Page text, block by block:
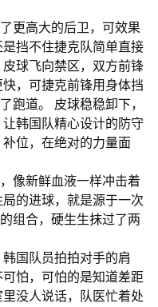
更高大的后卫，可效果
挡不住捷克队简单直接
球飞向禁区，双方前锋
，可捷克前锋用身体挡
跑道。 皮球稳稳卸下，
韩国队精心设计的防守
位，在绝对的力量面
像新鲜血液一样冲击着
的进球，就是源于一次
组合，硬生生抹过了两
国队员拍拍对手的肩
怕，可怕的是知道差距
没人说话，队医忙着处